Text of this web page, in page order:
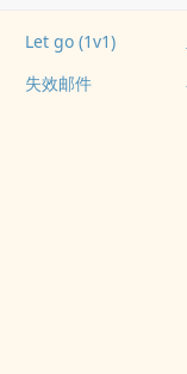
Let go (1v1)
失效邮件